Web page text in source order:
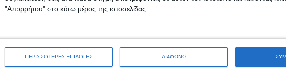
"Απορρήτου" στο κάτω μέρος της ιστοσελίδας.
ΠΕΡΙΣΣΟΤΕΡΕΣ ΕΠΙΛΟΓΕΣ ΔΙΑΦΩΝΩ